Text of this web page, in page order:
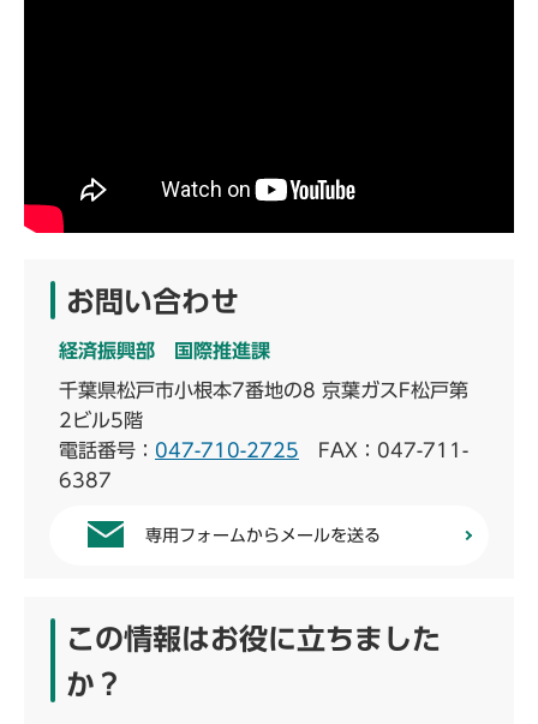
お問い合わせ
経済振興部 国際推進課
千葉県松戸市小根本7番地の8 京葉ガスF松戸第
2ビル5階
電話番号： 047-710-2725 FAX：047-711-
6387
専用フォームからメールを送る
この情報はお役に立ちました
か？